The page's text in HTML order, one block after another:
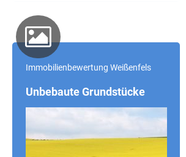
Immobilienbewertung Weißenfels
Unbebaute Grundstücke